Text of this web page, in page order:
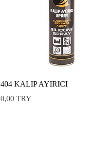
404 KALIP AYIRICI
Preis
0,00 TRY